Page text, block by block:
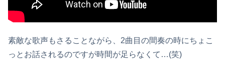
素敵な歌声もさることながら、2曲目の間奏の時にちょこ
っとお話されるのですが時間が足らなくて…(笑)